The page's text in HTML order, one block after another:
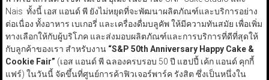
Nais ทั้งนี้ เอส แอนด์ พี ยังไม่หยุดที่จะพัฒนาผลิตภัณฑ์และบริการอย่าง
ต่อเนื่อง ทั้งอาหาร เบเกอรี่ และเครื่องดื่มบลูคัพ ให้มีความทันสมัย เพื่อเพิ่ม
ทางเลือกให้กับผู้บริโภค และส่งมอบผลิตภัณฑ์และการบริการที่ดีที่สุดให้
กับลูกค้าของเรา สำหรับงาน “S&P 50th Anniversary Happy Cake &
Cookie Fair” (เอส แอนด์ พี ฉลองครบรอบ 50 ปี แฮปปี้ เค้ก แอนด์ คุกกี้
แฟร์) ในวันนี้ จัดขึ้นที่ศูนย์การค้าฟิวเจอร์พาร์ค รังสิต ซึ่งเป็นหนึ่งใน